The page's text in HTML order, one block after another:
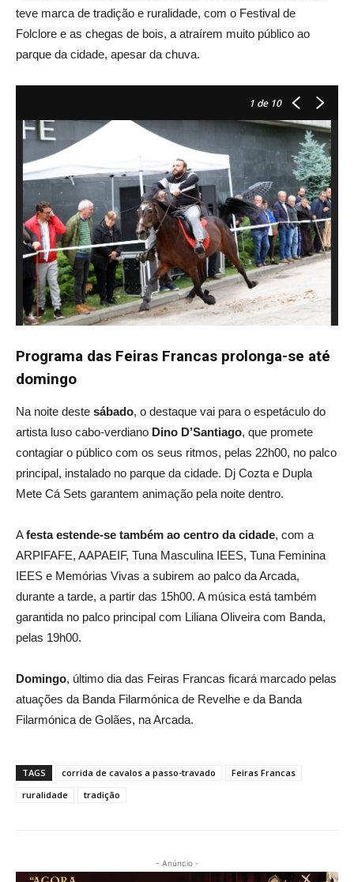
teve marca de tradição e ruralidade, com o Festival de
Folclore e as chegas de bois, a atraírem muito público ao
parque da cidade, apesar da chuva.
1 de 10
Programa das Feiras Francas prolonga-se até
domingo
Na noite deste sábado, o destaque vai para o espetáculo do
artista luso cabo-verdiano Dino D’Santiago, que promete
contagiar o público com os seus ritmos, pelas 22h00, no palco
principal, instalado no parque da cidade. Dj Cozta e Dupla
Mete Cá Sets garantem animação pela noite dentro.
Afesta estende-se também ao centro da cidade, com a
ARPIFAFE, AAPAEIF, Tuna Masculina IEES, Tuna Feminina
IEES e Memórias Vivas a subirem ao palco da Arcada,
durante a tarde, a partir das 15h00. A música está também
garantida no palco principal com Liliana Oliveira com Banda,
pelas 19h00.
Domingo, último dia das Feiras Francas ficará marcado pelas
atuações da Banda Filarmónica de Revelhe e da Banda
Filarmónica de Golães, na Arcada.
TAGS corrida de cavalos a passo-travado
Feiras Francas
ruralidade
tradição
- Anúncio -